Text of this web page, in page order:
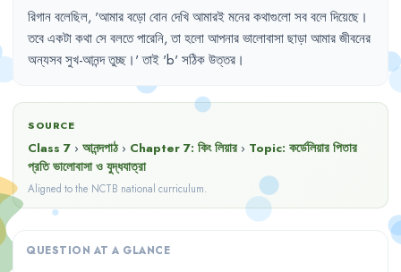
রিগানবলেছিল, 'আমারবড়োবোনদেখিআমারইমনেরকথাগুলোসববলেদিয়েছে ।
তবেএকটাকথাসেবলতেপারেনি, তাহলোআপনারভালোবাসাছাড়াআমারজীবনের
অন্যসবসুখ-আনন্দতুচ্ছ ।' তাই 'b' সঠিকউত্তর ।
SOURCE
Class 7 › আনন্দপাঠ › Chapter 7: কিং লিয়ার › Topic: কর্ডেলিয়ার পিতার
প্রতি ভালোবাসা ও যুদ্ধযাত্রা
Aligned to the NCTB national curriculum.
QUESTION AT A GLANCE